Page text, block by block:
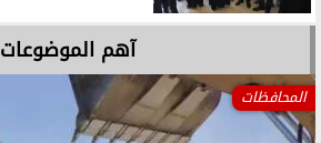
آهم الموضوعات
المحافظات